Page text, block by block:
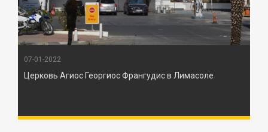
07-01-2022
Церковь Агиос Георгиос Франгудис в Лимасоле